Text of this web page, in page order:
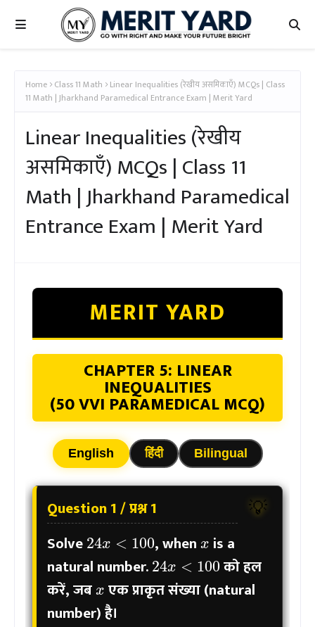
Home Class 11 Math Linear Inequalities (रेखीय असमिकाएँ) MCQs | Class
11 Math | Jharkhand Paramedical Entrance Exam | Merit Yard
Linear Inequalities (रेखीय
असमिकाएँ) MCQs | Class 11
Math | Jharkhand Paramedical
Entrance Exam | Merit Yard
MERIT YARD
CHAPTER 5: LINEAR
INEQUALITIES
(50 VVI PARAMEDICAL MCQ)
English हिंदी Bilingual
💡
Question 1 / प्रश्न 1
Solve
24x<100
, when
x
is a
natural number.
24x<100
को हल
करें, जब
x
एक प्राकृत संख्या (natural
number) है।